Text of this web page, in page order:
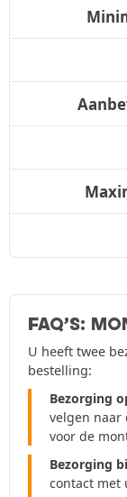
FAQ’S:
U heeft twee
bestelling:
Bezorging
velgen naar
voor de
Bezorging
contact met